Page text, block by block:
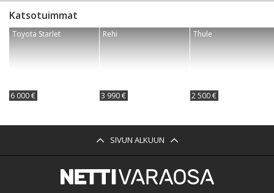
Katsotuimmat
Toyota Starlet
6 000 €
Rehi
3 990 €
Thule
2 500 €
SIVUN ALKUUN